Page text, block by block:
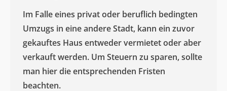
Im Falle eines privat oder beruflich bedingten
Umzugs in eine andere Stadt, kann ein zuvor
gekauftes Haus entweder vermietet oder aber
verkauft werden. Um Steuern zu sparen, sollte
man hier die entsprechenden Fristen
beachten.